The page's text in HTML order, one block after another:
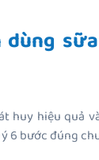
dùng
huy hiệu quả
6 bước đúng